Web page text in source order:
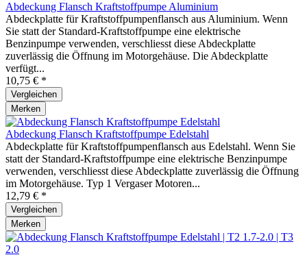
Abdeckung Flansch Kraftstoffpumpe Aluminium
Abdeckplatte für Kraftstoffpumpenflansch aus Aluminium. Wenn
Sie statt der Standard-Kraftstoffpumpe eine elektrische
Benzinpumpe verwenden, verschliesst diese Abdeckplatte
zuverlässig die Öffnung im Motorgehäuse. Die Abdeckplatte
verfügt...
10,75 € *
Vergleichen
Merken
Abdeckung Flansch Kraftstoffpumpe Edelstahl
Abdeckplatte für Kraftstoffpumpenflansch aus Edelstahl. Wenn Sie
statt der Standard-Kraftstoffpumpe eine elektrische Benzinpumpe
verwenden, verschliesst diese Abdeckplatte zuverlässig die Öffnung
im Motorgehäuse. Typ 1 Vergaser Motoren...
12,79 € *
Vergleichen
Merken